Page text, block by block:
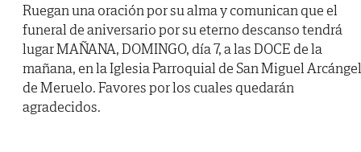
Ruegan una oración por su alma y comunican que el
funeral de aniversario por su eterno descanso tendrá
lugar MAÑANA, DOMINGO, día 7, a las DOCE de la
mañana, en la Iglesia Parroquial de San Miguel Arcángel
de Meruelo. Favores por los cuales quedarán
agradecidos.